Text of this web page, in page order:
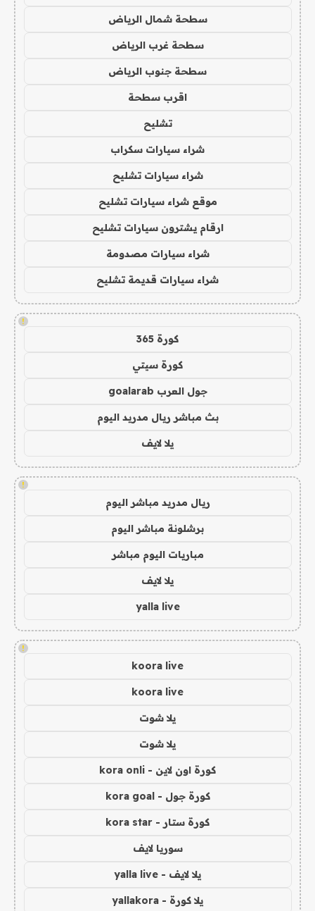
سطحة شمال الرياض
سطحة غرب الرياض
سطحة جنوب الرياض
اقرب سطحة
تشليح
شراء سيارات سكراب
شراء سيارات تشليح
موقع شراء سيارات تشليح
ارقام يشترون سيارات تشليح
شراء سيارات مصدومة
شراء سيارات قديمة تشليح
!
كورة 365
كورة سيتي
جول العرب goalarab
بث مباشر ريال مدريد اليوم
يلا لايف
!
ريال مدريد مباشر اليوم
برشلونة مباشر اليوم
مباريات اليوم مباشر
يلا لايف
yalla live
!
koora live
koora live
يلا شوت
يلا شوت
كورة اون لاين - kora onli
كورة جول - kora goal
كورة ستار - kora star
سوريا لايف
يلا لايف - yalla live
يلا كورة - yallakora